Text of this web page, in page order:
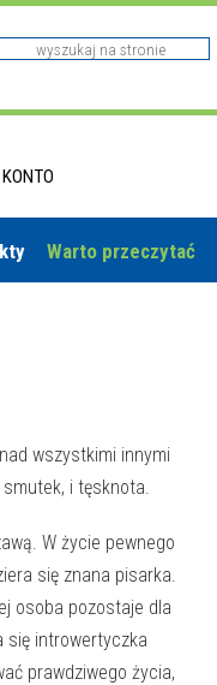
Warto przeczytać
wszystkimi innymi
smutek, i tęsknota.
W życie pewnego
się znana pisarka.
osoba pozostaje dla
się introwertyczka
prawdziwego życia,